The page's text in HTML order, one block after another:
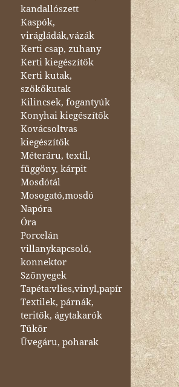
kandallószett
Kaspók,
virágládák,vázák
Kerti csap, zuhany
Kerti kiegészítők
Kerti kutak,
szökőkutak
Kilincsek, fogantyúk
Konyhai kiegészítők
Kovácsoltvas
kiegészítők
Méteráru, textil,
függöny, kárpit
Mosdótál
Mosogató,mosdó
Napóra
Óra
Porcelán
villanykapcsoló,
konnektor
Szőnyegek
Tapéta:vlies,vinyl,papír
Textilek, párnák,
teritők, ágytakarók
Tükör
Üvegáru, poharak